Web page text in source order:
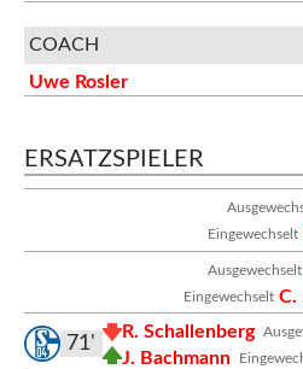
COACH
Uwe Rosler
ERSATZSPIELER
Eingewechselt
Ausgewechselt
Eingewechselt C.
R. Schallenberg
J. Bachmann
71'